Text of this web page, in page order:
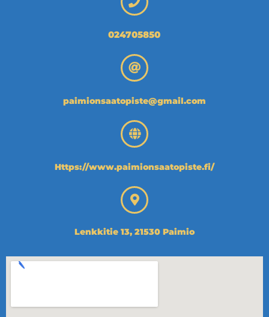
024705850
paimionsaatopiste@gmail.com
Https://www.paimionsaatopiste.fi/
Lenkkitie 13, 21530 Paimio